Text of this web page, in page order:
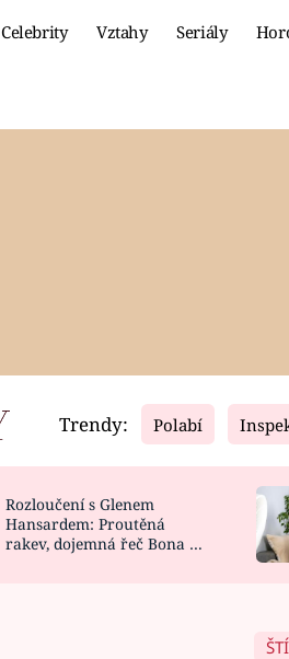
Celebrity Vztahy Seriály
Video
CELEBRITY
VAŘENÍ
Trendy: Polabí
Rozloučení s Glenem
Hansardem: Proutěná
rakev, dojemná řeč Bona a